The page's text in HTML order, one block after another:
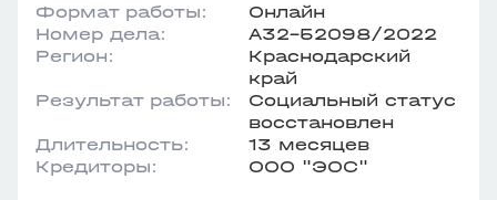
Формат работы:
Онлайн
Номер дела:
А32-52098/2022
Регион:
Краснодарский
край
Результат работы:
Социальный статус
восстановлен
Длительность:
13 месяцев
Кредиторы:
ООО "ЭОС"